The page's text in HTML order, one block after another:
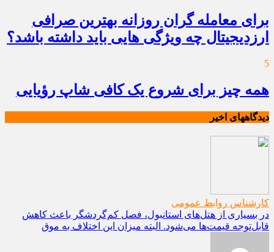
برای معامله گران روزانه بهترین صرافی
ارزدیجیتال چه ویژگی هایی باید داشته باشد؟
5
همه چیز برای شروع یک کافی شاپ رؤیایی
دیدگاههای اخیر
کارشناس روابط عمومی
در بسیاری از هتل‌های استانبول، فصل کم‌گردشگر باعث کاهش
قابل‌توجه قیمت‌ها می‌شود. البته میزان این اختلاف به موق